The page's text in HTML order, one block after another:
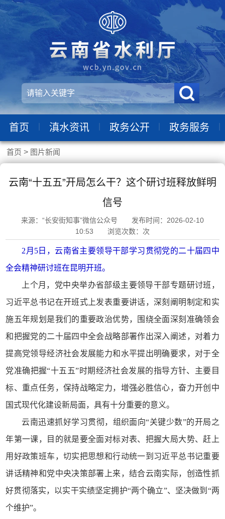
首页 滇水资讯 政务公开 政务服务
首页 > 图片新闻
云南“十五五”开局怎么干？这个研讨班释放鲜明
信号
来源：“长安街知事”微信公众号 发布时间：2026-02-10
10:53 浏览次数： 次
2月5日，云南省主要领导干部学习贯彻党的二十届四中
全会精神研讨班在昆明开班。
上个月，党中央举办省部级主要领导干部专题研讨班，
习近平总书记在开班式上发表重要讲话，深刻阐明制定和实
施五年规划是我们的重要政治优势，围绕全面深刻准确领会
和把握党的二十届四中全会战略部署作出深入阐述，对着力
提高党领导经济社会发展能力和水平提出明确要求，对于全
党准确把握“十五五”时期经济社会发展的指导方针、主要目
标、重点任务，保持战略定力，增强必胜信心，奋力开创中
国式现代化建设新局面，具有十分重要的意义。
云南迅速抓好学习贯彻，组织面向“关键少数”的开局之
年第一课，目的就是要全面对标对表、把握大局大势、赶上
用好政策班车，切实把思想和行动统一到习近平总书记重要
讲话精神和党中央决策部署上来，结合云南实际，创造性抓
好贯彻落实，以实干实绩坚定拥护“两个确立”、坚决做到“两
个维护”。